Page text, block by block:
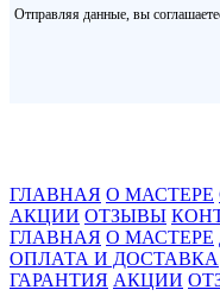
Отправляя данные, вы
ГЛАВНАЯ О МАСТЕРЕ
АКЦИИ ОТЗЫВЫ
ГЛАВНАЯ О МАСТЕРЕ
ОПЛАТА И ДОСТАВКА
ГАРАНТИЯ АКЦИИ